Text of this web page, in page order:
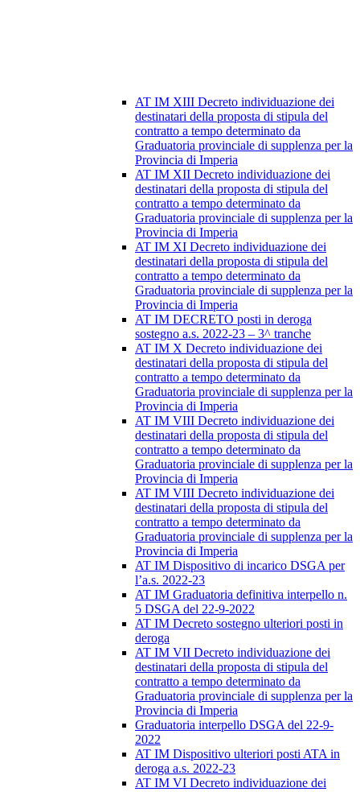
AT IM XIII Decreto individuazione dei
destinatari della proposta di stipula del
contratto a tempo determinato da
Graduatoria provinciale di supplenza per la
Provincia di Imperia
AT IM XII Decreto individuazione dei
destinatari della proposta di stipula del
contratto a tempo determinato da
Graduatoria provinciale di supplenza per la
Provincia di Imperia
AT IM XI Decreto individuazione dei
destinatari della proposta di stipula del
contratto a tempo determinato da
Graduatoria provinciale di supplenza per la
Provincia di Imperia
AT IM DECRETO posti in deroga
sostegno a.s. 2022-23 – 3^ tranche
AT IM X Decreto individuazione dei
destinatari della proposta di stipula del
contratto a tempo determinato da
Graduatoria provinciale di supplenza per la
Provincia di Imperia
AT IM VIII Decreto individuazione dei
destinatari della proposta di stipula del
contratto a tempo determinato da
Graduatoria provinciale di supplenza per la
Provincia di Imperia
AT IM VIII Decreto individuazione dei
destinatari della proposta di stipula del
contratto a tempo determinato da
Graduatoria provinciale di supplenza per la
Provincia di Imperia
AT IM Dispositivo di incarico DSGA per
l’a.s. 2022-23
AT IM Graduatoria definitiva interpello n.
5 DSGA del 22-9-2022
AT IM Decreto sostegno ulteriori posti in
deroga
AT IM VII Decreto individuazione dei
destinatari della proposta di stipula del
contratto a tempo determinato da
Graduatoria provinciale di supplenza per la
Provincia di Imperia
Graduatoria interpello DSGA del 22-9-
2022
AT IM Dispositivo ulteriori posti ATA in
deroga a.s. 2022-23
AT IM VI Decreto individuazione dei